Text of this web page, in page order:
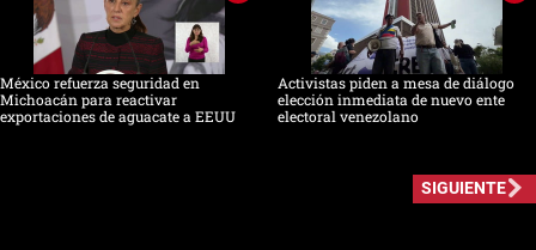
México refuerza seguridad en
Michoacán para reactivar
exportaciones de aguacate a EEUU
Activistas piden a mesa de diálogo
elección inmediata de nuevo ente
electoral venezolano
SIGUIENTE